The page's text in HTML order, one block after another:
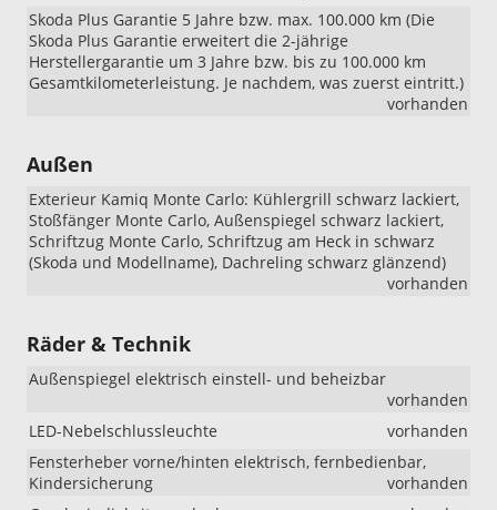
Skoda Plus Garantie 5 Jahre bzw. max. 100.000 km (Die
Skoda Plus Garantie erweitert die 2-jährige
Herstellergarantie um 3 Jahre bzw. bis zu 100.000 km
Gesamtkilometerleistung. Je nachdem, was zuerst eintritt.)
vorhanden
Außen
Exterieur Kamiq Monte Carlo: Kühlergrill schwarz lackiert,
Stoßfänger Monte Carlo, Außenspiegel schwarz lackiert,
Schriftzug Monte Carlo, Schriftzug am Heck in schwarz
(Skoda und Modellname), Dachreling schwarz glänzend)
vorhanden
Räder & Technik
Außenspiegel elektrisch einstell- und beheizbar
vorhanden
LED-Nebelschlussleuchte
vorhanden
Fensterheber vorne/hinten elektrisch, fernbedienbar,
Kindersicherung
vorhanden